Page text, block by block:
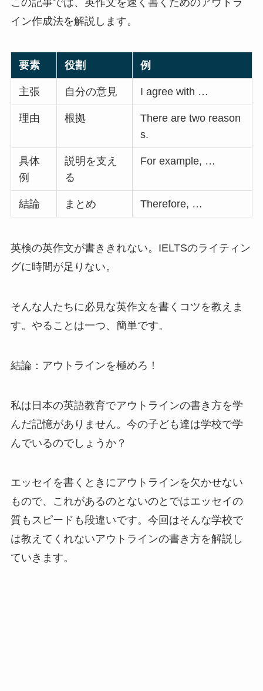
この記事では、英作文を速く書くためのアウトラ
イン作成法を解説します。
要素 役割 例
主張 自分の意見 I agree with …
理由 根拠
There are two reason
s.
具体
例
説明を支え
る
For example, …
結論 まとめ Therefore, …
英検の英作文が書ききれない。IELTSのライティン
グに時間が足りない。
そんな人たちに必見な英作文を書くコツを教えま
す。やることは一つ、簡単です。
結論：アウトラインを極めろ！
私は日本の英語教育でアウトラインの書き方を学
んだ記憶がありません。今の子ども達は学校で学
んでいるのでしょうか？
エッセイを書くときにアウトラインを欠かせない
もので、これがあるのとないのとではエッセイの
質もスピードも段違いです。今回はそんな学校で
は教えてくれないアウトラインの書き方を解説し
ていきます。